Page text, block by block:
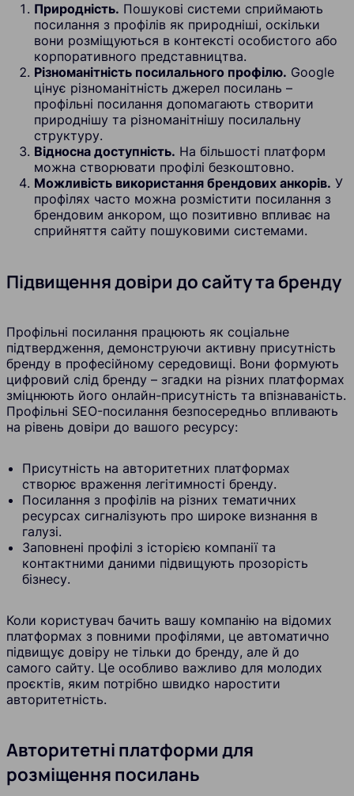
Природність. Пошукові системи сприймають
посилання з профілів як природніші, оскільки
вони розміщуються в контексті особистого або
корпоративного представництва.
Різноманітність посилального профілю. Google
цінує різноманітність джерел посилань –
профільні посилання допомагають створити
природнішу та різноманітнішу посилальну
структуру.
Відносна доступність. На більшості платформ
можна створювати профілі безкоштовно.
Можливість використання брендових анкорів. У
профілях часто можна розмістити посилання з
брендовим анкором, що позитивно впливає на
сприйняття сайту пошуковими системами.
Підвищення довіри до сайту та бренду
Профільні посилання працюють як соціальне
підтвердження, демонструючи активну присутність
бренду в професійному середовищі. Вони формують
цифровий слід бренду – згадки на різних платформах
зміцнюють його онлайн-присутність та впізнаваність.
Профільні SEO-посилання безпосередньо впливають
на рівень довіри до вашого ресурсу:
Присутність на авторитетних платформах
створює враження легітимності бренду.
Посилання з профілів на різних тематичних
ресурсах сигналізують про широке визнання в
галузі.
Заповнені профілі з історією компанії та
контактними даними підвищують прозорість
бізнесу.
Коли користувач бачить вашу компанію на відомих
платформах з повними профілями, це автоматично
підвищує довіру не тільки до бренду, але й до
самого сайту. Це особливо важливо для молодих
проєктів, яким потрібно швидко наростити
авторитетність.
Авторитетні платформи для
розміщення посилань